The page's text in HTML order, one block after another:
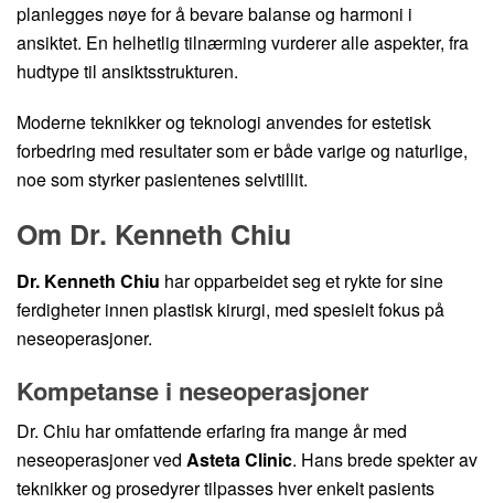
planlegges nøye for å bevare balanse og harmoni i
ansiktet. En helhetlig tilnærming vurderer alle aspekter, fra
hudtype til ansiktsstrukturen.
Moderne teknikker og teknologi anvendes for estetisk
forbedring med resultater som er både varige og naturlige,
noe som styrker pasientenes selvtillit.
Om Dr. Kenneth Chiu
Dr. Kenneth Chiu har opparbeidet seg et rykte for sine
ferdigheter innen plastisk kirurgi, med spesielt fokus på
neseoperasjoner.
Kompetanse i neseoperasjoner
Dr. Chiu har omfattende erfaring fra mange år med
neseoperasjoner ved Asteta Clinic. Hans brede spekter av
teknikker og prosedyrer tilpasses hver enkelt pasients